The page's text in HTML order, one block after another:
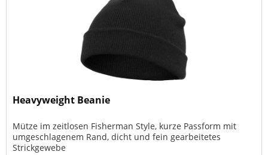
Heavyweight Beanie
Mütze im zeitlosen Fisherman Style, kurze Passform mit
umgeschlagenem Rand, dicht und fein gearbeitetes
Strickgewebe